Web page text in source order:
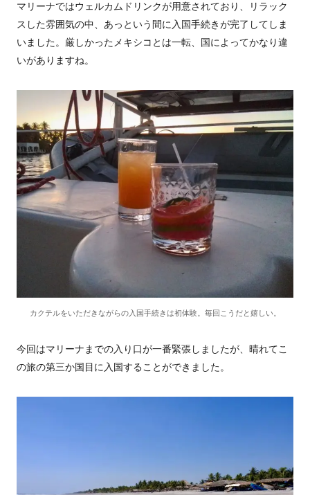
マリーナではウェルカムドリンクが用意されており、リラック
スした雰囲気の中、あっという間に入国手続きが完了してしま
いました。厳しかったメキシコとは一転、国によってかなり違
いがありますね。
カクテルをいただきながらの入国手続きは初体験。毎回こうだと嬉しい。
今回はマリーナまでの入り口が一番緊張しましたが、晴れてこ
の旅の第三か国目に入国することができました。